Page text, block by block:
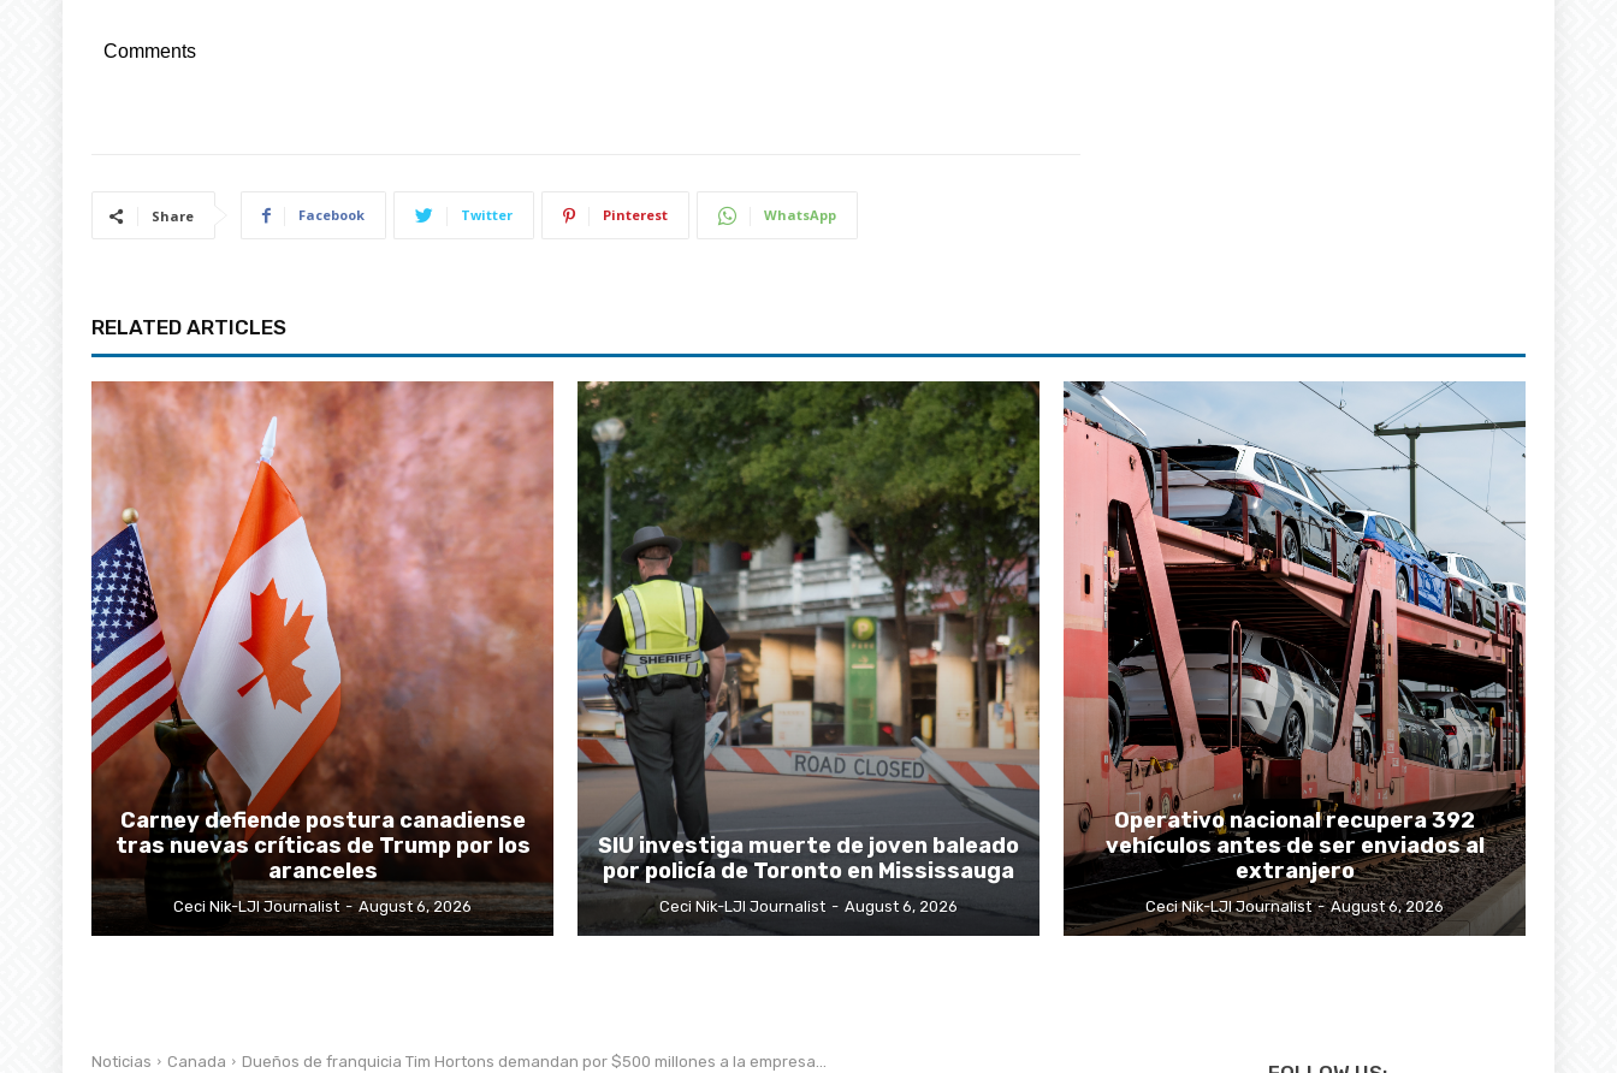
Comments
Share Facebook Twitter Pinterest WhatsApp
RELATED ARTICLES
Carney defiende postura canadiense
tras nuevas críticas de Trump por los
aranceles
Ceci Nik-LJI Journalist - August 6, 2026
SIU investiga muerte de joven baleado
por policía de Toronto en Mississauga
Ceci Nik-LJI Journalist - August 6, 2026
Operativo nacional recupera 392
vehículos antes de ser enviados al
extranjero
Ceci Nik-LJI Journalist - August 6, 2026